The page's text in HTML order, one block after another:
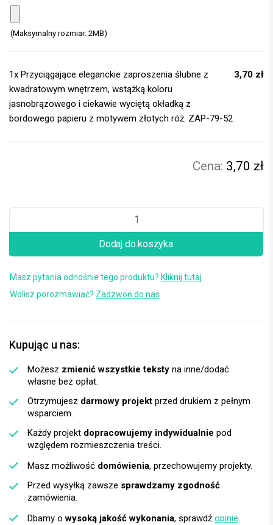
(Maksymalny rozmiar: 2MB)
1x Przyciągające eleganckie zaproszenia ślubne z
kwadratowym wnętrzem, wstążką koloru
jasnobrązowego i ciekawie wyciętą okładką z
bordowego papieru z motywem złotych róż. ZAP-79-52
3,70 zł
3,70 zł
Dodaj do koszyka
Masz pytania odnośnie tego produktu? Kliknij tutaj
Wolisz porozmawiać? Zadzwoń do nas
Kupując u nas:
Możesz zmienić wszystkie teksty na inne/dodać
własne bez opłat.
Otrzymujesz darmowy projekt przed drukiem z pełnym
wsparciem.
Każdy projekt dopracowujemy indywidualnie pod
względem rozmieszczenia treści.
Masz możliwość domówienia, przechowujemy projekty.
Przed wysyłką zawsze sprawdzamy zgodność
zamówienia.
Dbamy owysoką jakość wykonania, sprawdź opinie.